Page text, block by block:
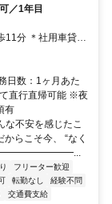
／1年目
11分 ＊社用車貸与
付通勤可、直行直
日数：1ヶ月あた
直行直帰可能 ※夜
有
な不安を感じたこ
らこそ今、 “なく
フリーター歓迎
転勤なし
経験不問
交通費支給